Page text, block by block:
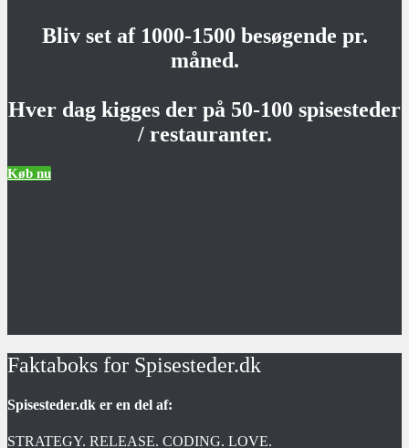
Bliv set af 1000-1500 besøgende pr.
måned.
Hver dag kigges der på 50-100 spisesteder
/ restauranter.
Køb nu
Faktaboks for Spisesteder.dk
Spisesteder.dk er en del af:
STRATEGY. RELEASE. CODING. LOVE.